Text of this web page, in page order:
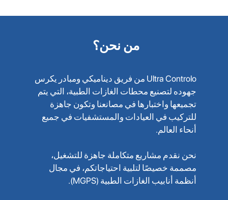
من نحن؟
Ultra Controlo من فريق ديناميكي ومبادر يكرس
جهوده لتصنيع محطات الغازات الطبية، التي يتم
تجميعها واختبارها في مصانعنا وتكون جاهزة
للتركيب في العيادات والمستشفيات في جميع
أنحاء العالم.
نحن نقدم مشاريع متكاملة جاهزة للتشغيل،
مصممة خصيصًا لتلبية احتياجاتكم، في مجال
أنظمة أنابيب الغازات الطبية (MGPS).